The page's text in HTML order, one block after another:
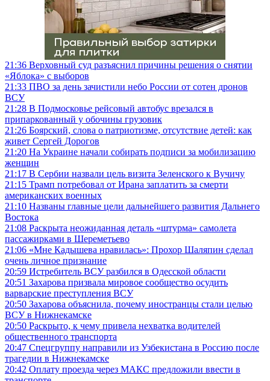
21:36 Верховный суд разъяснил причины решения о снятии
«Яблока» с выборов
21:33 ПВО за день зачистили небо России от сотен дронов
ВСУ
21:28 В Подмосковье рейсовый автобус врезался в
припаркованный у обочины грузовик
21:26 Боярский, слова о патриотизме, отсутствие детей: как
живет Сергей Дорогов
21:20 На Украине начали собирать подписи за мобилизацию
женщин
21:17 В Сербии назвали цель визита Зеленского к Вучичу
21:15 Трамп потребовал от Ирана заплатить за смерти
американских военных
21:10 Названы главные цели дальнейшего развития Дальнего
Востока
21:08 Раскрыта неожиданная деталь «штурма» самолета
пассажирками в Шереметьево
21:06 «Мне Кадышева нравилась»: Прохор Шаляпин сделал
очень личное признание
20:59 Истребитель ВСУ разбился в Одесской области
20:51 Захарова призвала мировое сообщество осудить
варварские преступления ВСУ
20:50 Захарова объяснила, почему иностранцы стали целью
ВСУ в Нижнекамске
20:50 Раскрыто, к чему привела нехватка водителей
общественного транспорта
20:47 Спецгруппу направили из Узбекистана в Россию после
трагедии в Нижнекамске
20:42 Оплату проезда через МАКС предложили ввести в